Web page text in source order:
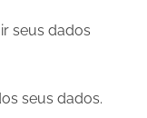
seus dados
seus dados.